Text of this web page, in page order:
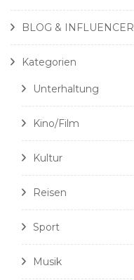
BLOG & INFLUENCER
Kategorien
Unterhaltung
Kino/Film
Kultur
Reisen
Sport
Musik